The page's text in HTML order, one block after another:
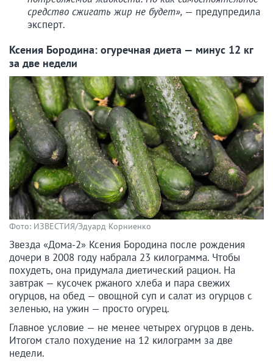
средство сжигать жир не будет», — предупредила
эксперт.
Ксения Бородина: огуречная диета — минус 12 кг
за две недели
Фото: ИЗВЕСТИЯ/Эдуард Корниенко
Звезда «Дома-2» Ксения Бородина после рождения
дочери в 2008 году набрала 23 килограмма. Чтобы
похудеть, она придумала диетический рацион. На
завтрак — кусочек ржаного хлеба и пара свежих
огурцов, на обед — овощной суп и салат из огурцов с
зеленью, на ужин — просто огурец.
Главное условие — не менее четырех огурцов в день.
Итогом стало похудение на 12 килограмм за две
недели.